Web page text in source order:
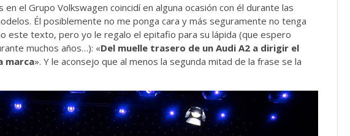
el Grupo Volkswagen coincidí en alguna ocasión con él durante las
Él posiblemente no me ponga cara y más seguramente no tenga
este texto, pero yo le regalo el epitafio para su lápida (que espero
muchos años…): «Del muelle trasero de un Audi A2 a dirigir el
marca». Y le aconsejo que al menos la segunda mitad de la frase se la